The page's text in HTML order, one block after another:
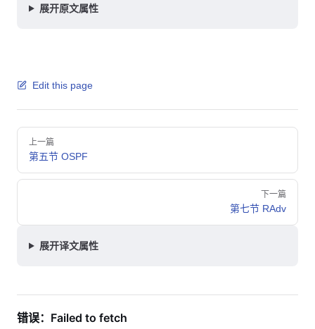
展开原文属性
Edit this page
Pager
上一篇
第五节 OSPF
下一篇
第七节 RAdv
展开译文属性